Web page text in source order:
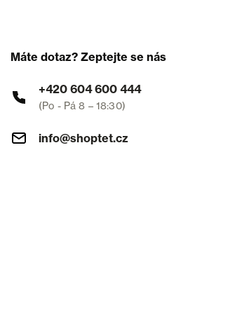
Máte dotaz? Zeptejte se nás
+420 604 600 444
(Po - Pá 8 – 18:30)
info@shoptet.cz